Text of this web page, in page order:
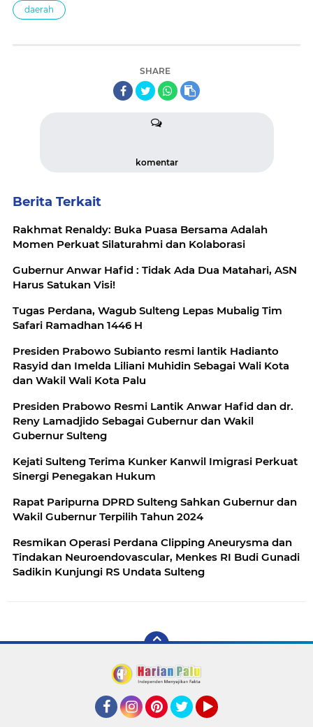
daerah
SHARE
komentar
Berita Terkait
Rakhmat Renaldy: Buka Puasa Bersama Adalah
Momen Perkuat Silaturahmi dan Kolaborasi
Gubernur Anwar Hafid : Tidak Ada Dua Matahari, ASN
Harus Satukan Visi!
Tugas Perdana, Wagub Sulteng Lepas Mubalig Tim
Safari Ramadhan 1446 H
Presiden Prabowo Subianto resmi lantik Hadianto
Rasyid dan Imelda Liliani Muhidin Sebagai Wali Kota
dan Wakil Wali Kota Palu
Presiden Prabowo Resmi Lantik Anwar Hafid dan dr.
Reny Lamadjido Sebagai Gubernur dan Wakil
Gubernur Sulteng
Kejati Sulteng Terima Kunker Kanwil Imigrasi Perkuat
Sinergi Penegakan Hukum
Rapat Paripurna DPRD Sulteng Sahkan Gubernur dan
Wakil Gubernur Terpilih Tahun 2024
Resmikan Operasi Perdana Clipping Aneurysma dan
Tindakan Neuroendovascular, Menkes RI Budi Gunadi
Sadikin Kunjungi RS Undata Sulteng